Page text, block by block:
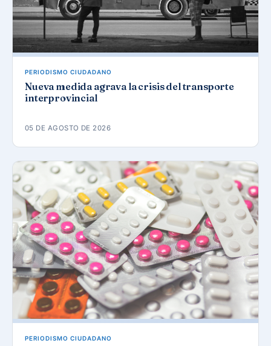
PERIODISMO CIUDADANO
Nueva medida agrava la crisis del transporte
interprovincial
05 DE AGOSTO DE 2026
PERIODISMO CIUDADANO